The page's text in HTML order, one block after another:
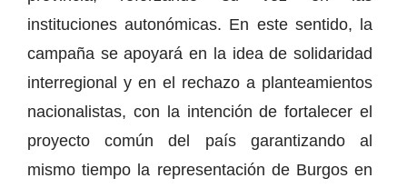
instituciones autonómicas. En este sentido, la
campaña se apoyará en la idea de solidaridad
interregional y en el rechazo a planteamientos
nacionalistas, con la intención de fortalecer el
proyecto común del país garantizando al
mismo tiempo la representación de Burgos en